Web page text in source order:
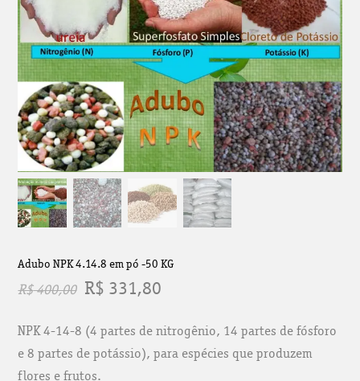
Adubo NPK 4.14.8 em pó -50 KG
R$400,00 O
original
R$ 331,80
atual
NPK 4-14-8 (4 partes de nitrogênio, 14 partes de fósforo
e 8 partes de potássio), para espécies que produzem
flores e frutos.